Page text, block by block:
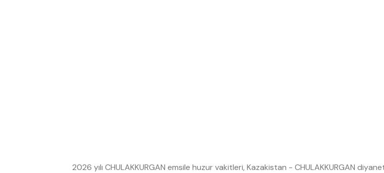
2026 yılı CHULAKKURGAN emsile huzur vakitleri, Kazakistan - CHULAKKURGAN